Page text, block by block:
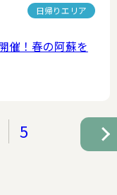
日帰りエリア
催！春の阿蘇を
5